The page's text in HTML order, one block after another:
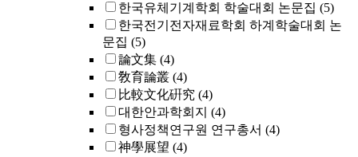
한국유체기계학회 학술대회 논문집 (5)
한국전기전자재료학회 하계학술대회 논
문집 (5)
論文集 (4)
敎育論叢 (4)
比較文化硏究 (4)
대한안과학회지 (4)
형사정책연구원 연구총서 (4)
神學展望 (4)